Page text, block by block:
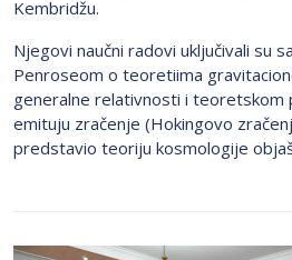
Kembridžu.
Njegovi naučni radovi uključivali su
Penroseom o teoretiima
generalne relativnosti i teoretskom
emituju zračenje (Hokingovo
predstavio teoriju kosmologije